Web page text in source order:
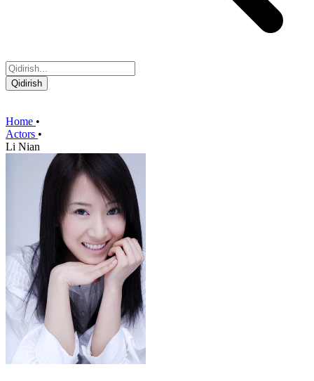
Qidirish
Home •
Actors •
Li Nian